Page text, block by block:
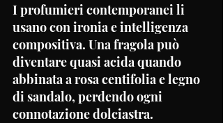
I profumieri contemporanei li
usano con ironia e intelligenza
compositiva. Una fragola può
diventare quasi acida quando
abbinata a rosa centifolia e legno
di sandalo, perdendo ogni
connotazione dolciastra.